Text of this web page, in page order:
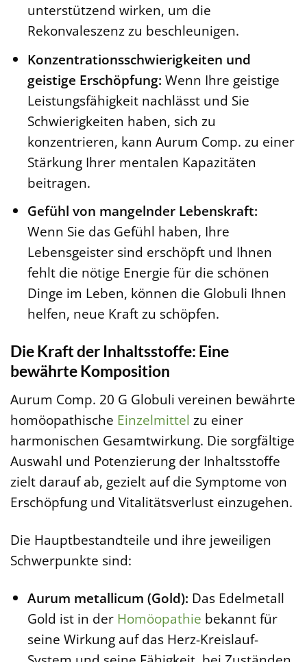
unterstützend wirken, um die
Rekonvaleszenz zu beschleunigen.
Konzentrationsschwierigkeiten und
geistige Erschöpfung: Wenn Ihre geistige
Leistungsfähigkeit nachlässt und Sie
Schwierigkeiten haben, sich zu
konzentrieren, kann Aurum Comp. zu einer
Stärkung Ihrer mentalen Kapazitäten
beitragen.
Gefühl von mangelnder Lebenskraft:
Wenn Sie das Gefühl haben, Ihre
Lebensgeister sind erschöpft und Ihnen
fehlt die nötige Energie für die schönen
Dinge im Leben, können die Globuli Ihnen
helfen, neue Kraft zu schöpfen.
Die Kraft der Inhaltsstoffe: Eine
bewährte Komposition
Aurum Comp. 20 G Globuli vereinen bewährte
homöopathische Einzelmittel zu einer
harmonischen Gesamtwirkung. Die sorgfältige
Auswahl und Potenzierung der Inhaltsstoffe
zielt darauf ab, gezielt auf die Symptome von
Erschöpfung und Vitalitätsverlust einzugehen.
Die Hauptbestandteile und ihre jeweiligen
Schwerpunkte sind:
Aurum metallicum (Gold): Das Edelmetall
Gold ist in der Homöopathie bekannt für
seine Wirkung auf das Herz-Kreislauf-